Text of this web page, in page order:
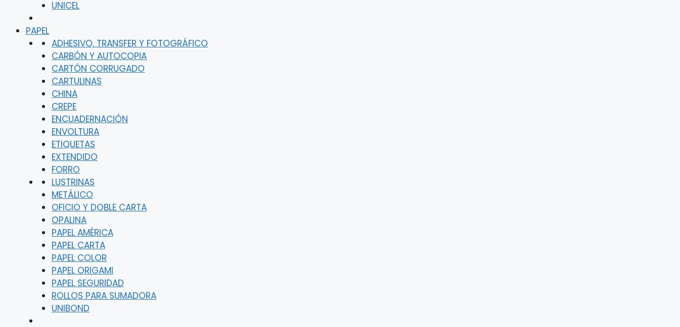
UNICEL
PAPEL
ADHESIVO, TRANSFER Y FOTOGRÁFICO
CARBÓN Y AUTOCOPIA
CARTÓN CORRUGADO
CARTULINAS
CHINA
CREPE
ENCUADERNACIÓN
ENVOLTURA
ETIQUETAS
EXTENDIDO
FORRO
LUSTRINAS
METÁLICO
OFICIO Y DOBLE CARTA
OPALINA
PAPEL AMÉRICA
PAPEL CARTA
PAPEL COLOR
PAPEL ORIGAMI
PAPEL SEGURIDAD
ROLLOS PARA SUMADORA
UNIBOND